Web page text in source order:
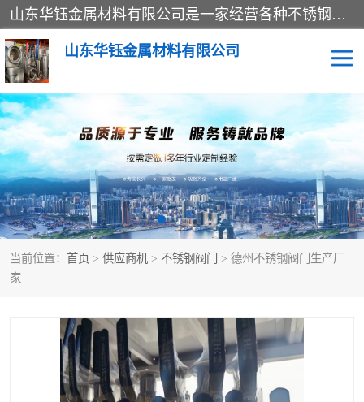
山东华钰金属材料有限公司是一家经营各种不锈钢管材、板材、圆钢、法兰、封头、型材等产品的公司；主营产品有：不锈钢管，激光切割，管件标准件，不锈钢圆钢，不锈钢人孔，不锈钢亮管，不锈钢角钢，不锈钢加工，不锈钢管子，不锈钢工业方管，不锈钢封头，不锈钢法兰，不锈钢阀门，不锈钢槽钢，不锈钢扁钢，不锈钢板等；可为客户制作各种规格的型材及不锈钢配件、非标准件及各种容器具等，能满足客户的不同采购要求。
山东华钰金属材料有限公司
当前位置： 首页 > 供应商机 > 不锈钢阀门
> 德州不锈钢阀门生产厂
家
不锈钢管 激光切割
管件标准件 不锈钢圆钢
不锈钢人孔 不锈钢亮管
不锈钢角钢 不锈钢加工
不锈钢封头 不锈钢法兰
不锈钢阀门 不锈钢槽钢